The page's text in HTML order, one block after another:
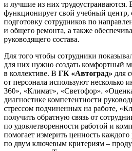
и лучшие из них трудоустраиваются.
функционирует свой учебный
подготовку сотрудников по
и общего ремонта, а также
руководящего состава.
Для того чтобы сотрудники
для них нужно создать комфортный
в коллективе. В ГК «Автоград» для
от персонала используют несколько
360», «Климат», «Светофор».
диагностике компетентности
стрессом подчиненных на работе,
получить обратную связь от
по удовлетворенности работой и
помогает измерить ценность
по двум ключевым критериям –